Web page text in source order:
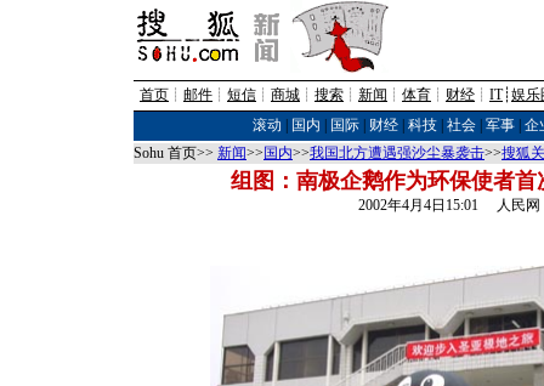
首页 ┊ 邮件 ┊ 短信 ┊ 商城 ┊ 搜索 ┊ 新闻 ┊ 体育 ┊ 财经 ┊ IT┊ 娱乐
滚动
国内 国际| 财经| 科技| 社会| 军事| 企
Sohu 首页>> 新闻>> 国内>>我国北方遭遇强沙尘暴袭击>>搜狐
组图：南极企鹅作为环保使者首
2002年4月4日15:01 人民网